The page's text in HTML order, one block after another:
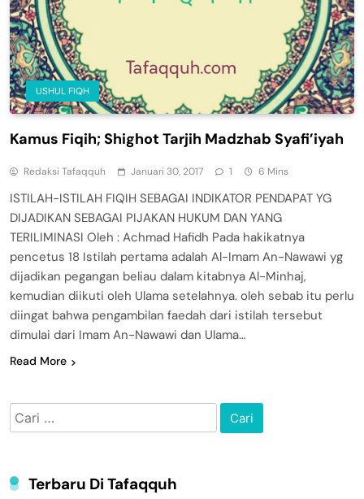
USHUL FIQH
Kamus Fiqih; Shighot Tarjih Madzhab Syafi’iyah
Redaksi Tafaqquh Januari 30, 2017 1 6 Mins
ISTILAH-ISTILAH FIQIH SEBAGAI INDIKATOR PENDAPAT YG
DIJADIKAN SEBAGAI PIJAKAN HUKUM DAN YANG
TERILIMINASI Oleh : Achmad Hafidh Pada hakikatnya
pencetus 18 Istilah pertama adalah Al-Imam An-Nawawi yg
dijadikan pegangan beliau dalam kitabnya Al-Minhaj,
kemudian diikuti oleh Ulama setelahnya. oleh sebab itu perlu
diingat bahwa pengambilan faedah dari istilah tersebut
dimulai dari Imam An-Nawawi dan Ulama…
Read More
Cari
untuk:
Terbaru Di Tafaqquh